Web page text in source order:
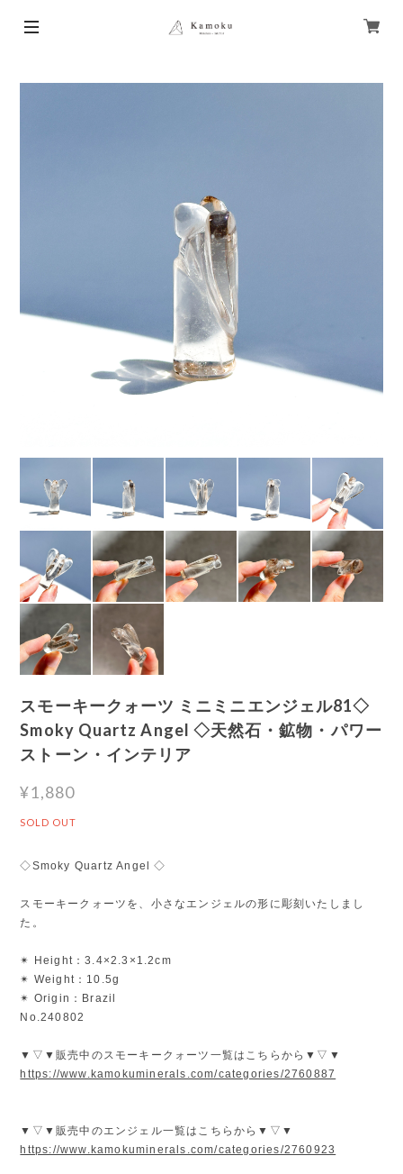
スモーキークォーツ ミニミニエンジェル81◇
Smoky Quartz Angel ◇天然石・鉱物・パワー
ストーン・インテリア
¥1,880
SOLD OUT
◇Smoky Quartz Angel ◇
スモーキークォーツを、小さなエンジェルの形に彫刻いたしまし
た。
✴︎ Height：3.4×2.3×1.2cm
✴︎ Weight：10.5g
✴︎ Origin：Brazil
No.240802
▼▽▼販売中のスモーキークォーツ一覧はこちらから▼▽▼
https://www.kamokuminerals.com/categories/2760887
▼▽▼販売中のエンジェル一覧はこちらから▼▽▼
https://www.kamokuminerals.com/categories/2760923